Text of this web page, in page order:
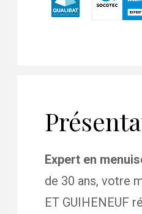
Expert en
de 30 ans, votre
ET GUIHENEUF